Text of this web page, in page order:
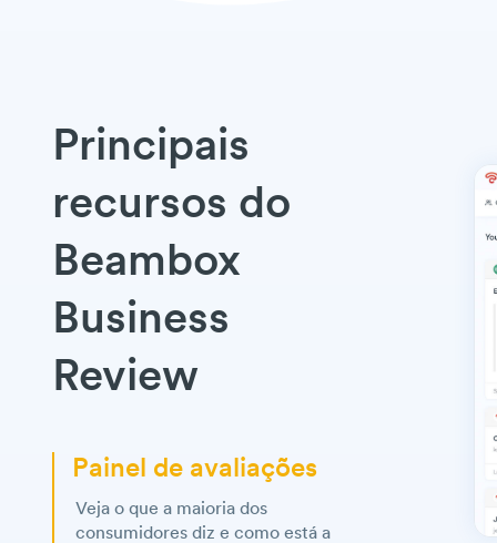
Principais
recursos do
Beambox
Business
Review
Painel de avaliações
Veja o que a maioria dos
consumidores diz e como está a